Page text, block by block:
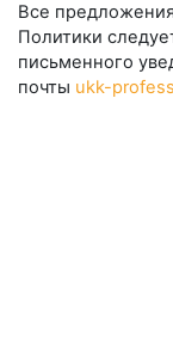
Все
Политики
письменного
почты ukk-